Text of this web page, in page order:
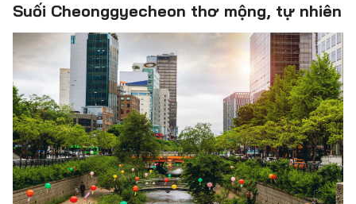
Suối Cheonggyecheon thơ mộng, tự nhiên